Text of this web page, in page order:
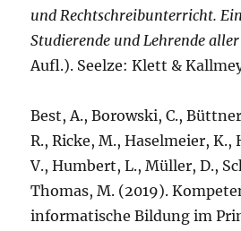
und Rechtschreibunterricht.
Studierende und Lehrende
Aufl.). Seelze: Klett &
Best, A., Borowski, C.,
R., Ricke, M., Haselmeier, K.,
V., Humbert, L., Müller, D.,
Thomas, M. (2019).
informatische Bildung im